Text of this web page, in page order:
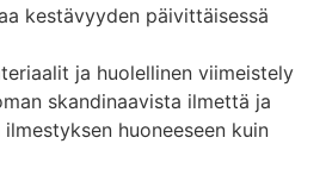
kestävyyden päivittäisessä
ja huolellinen viimeistely
skandinaavista ilmettä ja
huoneeseen kuin